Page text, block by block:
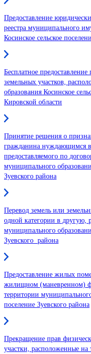
Предоставление
реестра муниципального
Косинское сельское
Бесплатное
земельных участков,
образования Косинское
Кировской области
Принятие решения о
гражданина нуждающимся
предоставляемого по
муниципального
Зуевского района
Перевод земель или
одной категории в другую,
муниципального
Зуевского района
Предоставление жилых
жилищном (маневренном)
территории
поселение Зуевского района
Прекращение прав
участки, расположенные на